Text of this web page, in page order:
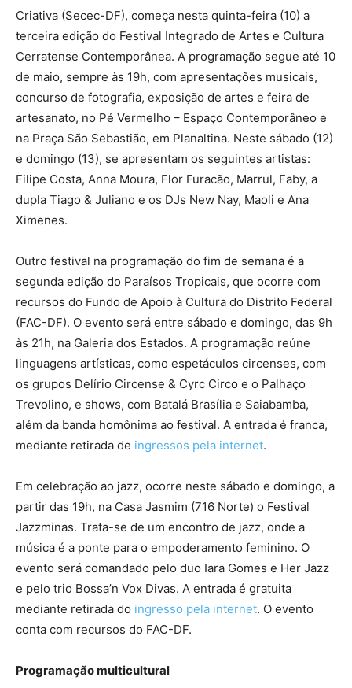
Criativa (Secec-DF), começa nesta quinta-feira (10) a
terceira edição do Festival Integrado de Artes e Cultura
Cerratense Contemporânea. A programação segue até 10
de maio, sempre às 19h, com apresentações musicais,
concurso de fotografia, exposição de artes e feira de
artesanato, no Pé Vermelho – Espaço Contemporâneo e
na Praça São Sebastião, em Planaltina. Neste sábado (12)
e domingo (13), se apresentam os seguintes artistas:
Filipe Costa, Anna Moura, Flor Furacão, Marrul, Faby, a
dupla Tiago & Juliano e os DJs New Nay, Maoli e Ana
Ximenes.
Outro festival na programação do fim de semana é a
segunda edição do Paraísos Tropicais, que ocorre com
recursos do Fundo de Apoio à Cultura do Distrito Federal
(FAC-DF). O evento será entre sábado e domingo, das 9h
às 21h, na Galeria dos Estados. A programação reúne
linguagens artísticas, como espetáculos circenses, com
os grupos Delírio Circense & Cyrc Circo e o Palhaço
Trevolino, e shows, com Batalá Brasília e Saiabamba,
além da banda homônima ao festival. A entrada é franca,
mediante retirada de ingressos pela internet.
Em celebração ao jazz, ocorre neste sábado e domingo, a
partir das 19h, na Casa Jasmim (716 Norte) o Festival
Jazzminas. Trata-se de um encontro de jazz, onde a
música é a ponte para o empoderamento feminino. O
evento será comandado pelo duo Iara Gomes e Her Jazz
e pelo trio Bossa’n Vox Divas. A entrada é gratuita
mediante retirada do ingresso pela internet. O evento
conta com recursos do FAC-DF.
Programação multicultural